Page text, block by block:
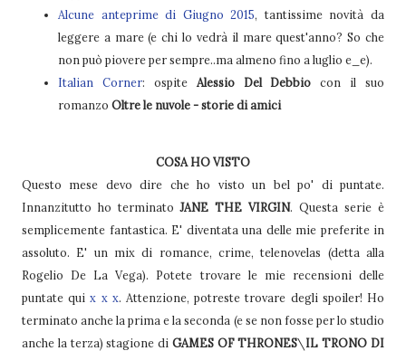
Alcune anteprime di Giugno 2015, tantissime novità da
leggere a mare (e chi lo vedrà il mare quest'anno? So che
non può piovere per sempre..ma almeno fino a luglio e_e).
Italian Corner: ospite Alessio Del Debbio con il suo
romanzo Oltre le nuvole - storie di amici
COSA HO VISTO
Questo mese devo dire che ho visto un bel po' di puntate.
Innanzitutto ho terminatoJANE THE VIRGIN. Questa serie è
semplicemente fantastica. E' diventata una delle mie preferite in
assoluto. E' un mix di romance, crime, telenovelas (detta alla
Rogelio De La Vega). Potete trovare le mie recensioni delle
puntate quix x x. Attenzione, potreste trovare degli spoiler! Ho
terminato anche la prima e la seconda (e se non fosse per lo studio
anche la terza) stagione di GAMES OF THRONES\ IL TRONO DI